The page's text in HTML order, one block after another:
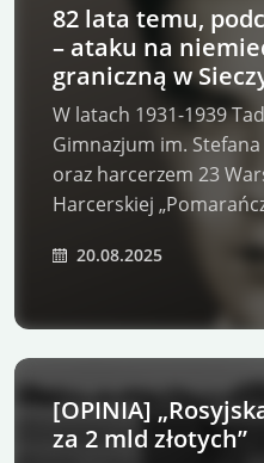
82 lata temu,
– ataku na
graniczną w
Tadeusz Zawadzki
W latach 1931-1939
Gimnazjum im.
oraz harcerzem 23
Harcerskiej
20.08.2025
[OPINIA]
za 2 mld złotych”